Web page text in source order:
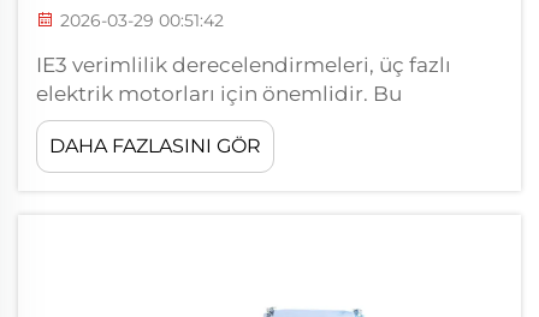
2026-03-29 00:51:42
IE3 verimlilik derecelendirmeleri, üç fazlı
elektrik motorları için önemlidir. Bu
derecelendirmeler, kullanıcıların bir motorun
enerjiyi ne kadar verimli kullandığını
anlamalarına yardımcı olur. Daha yüksek IE3
DAHA FAZLASINI GÖR